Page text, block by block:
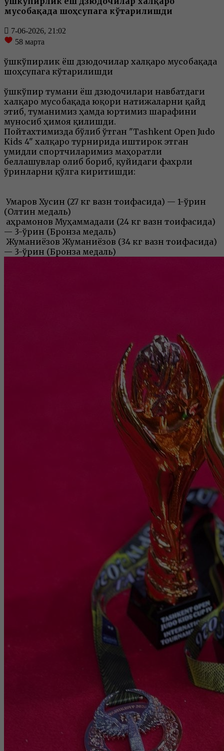
мусобақада шоҳсупага кўтарилишди
7-06-2026, 21:02
58 марта
Қўшкўпирлик ёш дзюдочилар халқаро мусобақада
шоҳсупага кўтарилишди
Қўшкўпир тумани ёш дзюдочилари навбатдаги
халқаро мусобақада юқори натижаларни қайд
этиб, туманимиз ҳамда юртимиз шарафини
муносиб ҳимоя қилишди.
Пойтахтимизда бўлиб ўтган "Tashkent Open Judo
Kids 4" халқаро турнирида иштирок этган
умидли спортчиларимиз маҳоратли
беллашувлар олиб бориб, қуйидаги фахрли
ўринларни қўлга киритишди:
Умаров Хусин (27 кг вазн тоифасида) — 1-ўрин
(Олтин медаль)
Қаҳрамонов Муҳаммадали (24 кг вазн тоифасида)
— 3-ўрин (Бронза медаль)
Жуманиёзов Жуманиёзов (34 кг вазн тоифасида)
— 3-ўрин (Бронза медаль)